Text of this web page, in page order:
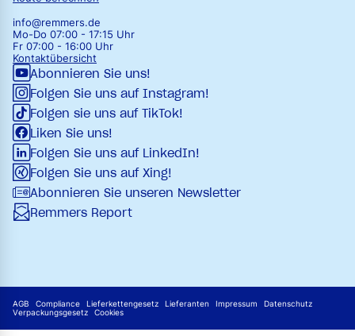
info@remmers.de
Mo-Do 07:00 - 17:15 Uhr
Fr 07:00 - 16:00 Uhr
Kontaktübersicht
Abonnieren Sie uns!
Folgen Sie uns auf Instagram!
Folgen sie uns auf TikTok!
Liken Sie uns!
Folgen Sie uns auf LinkedIn!
Folgen Sie uns auf Xing!
Abonnieren Sie unseren Newsletter
Remmers Report
AGB Compliance Lieferkettengesetz Lieferanten Impressum
Datenschutz
Verpackungsgesetz
Cookies